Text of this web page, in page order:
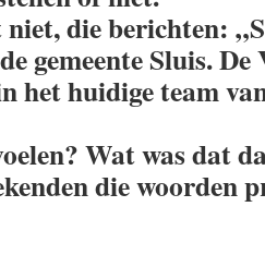
die berichten:
gemeente Sluis.
het huidige team
Wat was dat
die woorden